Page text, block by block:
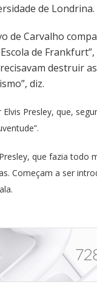
de Londrina.
de Carvalho
de
destruir
diz.
Presley, que,
que fazia todo
Começam a ser